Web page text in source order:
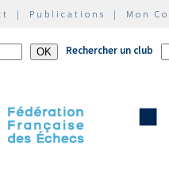
| Publications | Mon
Rechercher un club